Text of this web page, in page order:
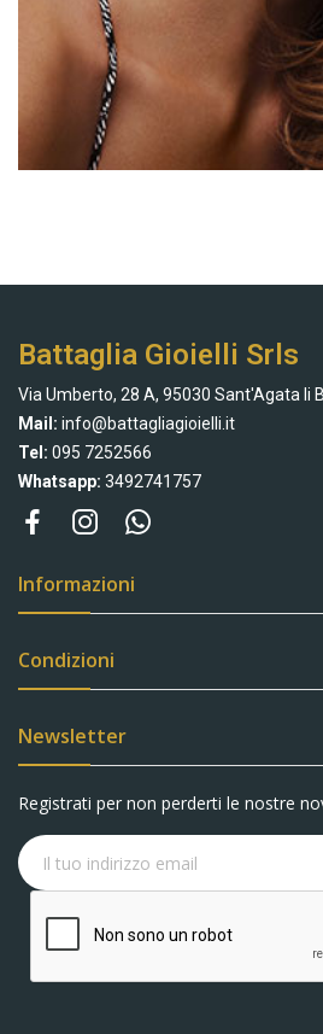
Battaglia Gioielli Srls
Via Umberto, 28 A, 95030 Sant'Agata li
Mail: info@battagliagioielli.it
Tel: 095 7252566
Whatsapp: 3492741757
Informazioni
Condizioni
Newsletter
Registrati per non perderti le nostre